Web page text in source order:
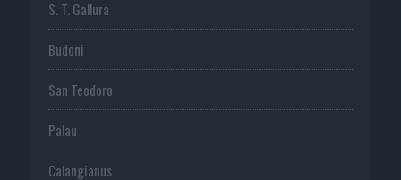
S. T. Gallura
Budoni
San Teodoro
Palau
Calangianus